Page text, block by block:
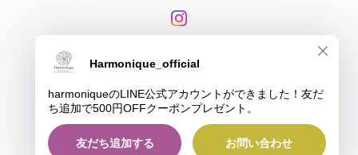
© harmonique